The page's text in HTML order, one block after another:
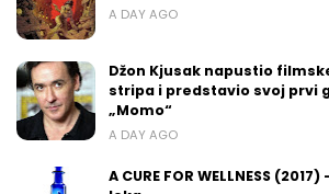
A DAY AGO
Džon Kjusak napustio
stripa i predstavio svoj prvi
„Momo“
A DAY AGO
A CURE FOR WELLNESS